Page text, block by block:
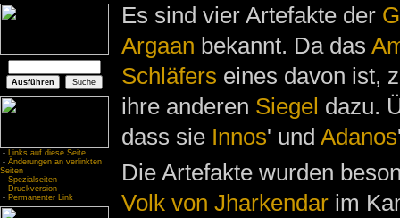
- Links auf diese Seite
- Änderungen an verlinkten
Seiten
- Spezialseiten
- Druckversion
- Permanenter Link
Es sind vier Artefakte der
Argaan bekannt. Da das
Schläfers eines davon ist,
ihre anderen Siegel dazu.
dass sie Innos' und Adanos
Die Artefakte wurden
Volk von Jharkendarim